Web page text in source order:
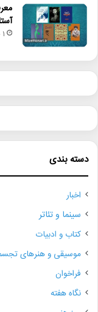
1 هفته پیش
دسته بندی
اخبار
سینما و تئاتر
کتاب و ادبیات
موسیقی و هنرهای
فراخوان
نگاه هفته